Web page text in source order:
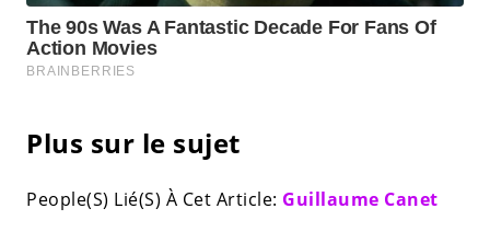
Plus sur le sujet
People(S) Lié(S) À Cet Article: Guillaume Canet